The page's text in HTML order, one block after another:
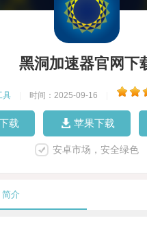
黑洞加速器官网下
具 时间：2025-09-16
载 苹果下载
安卓市场，安全绿色
简介